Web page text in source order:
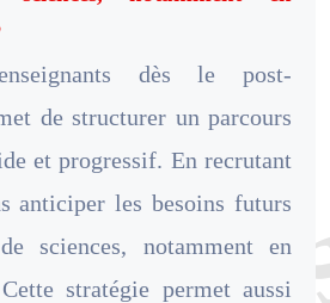
dès le post-
de structurer un parcours
et progressif. En recrutant
anticiper les besoins futurs
sciences, notamment en
stratégie permet aussi